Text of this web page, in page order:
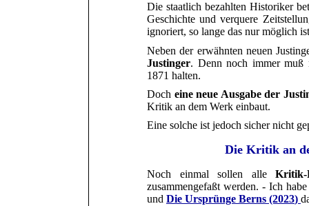
Die staatlich bezahlten Historiker
Geschichte und verquere
ignoriert, so lange das nur möglich
Neben der erwähnten neuen
Justinger. Denn noch immer muß
1871 halten.
Doch eine neue Ausgabe der
Kritik an dem Werk einbaut.
Eine solche ist jedoch sicher nicht
Die Kritik an
Noch einmal sollen alle
zusammengefaßt werden. - Ich
und Die Ursprünge Berns (2023)